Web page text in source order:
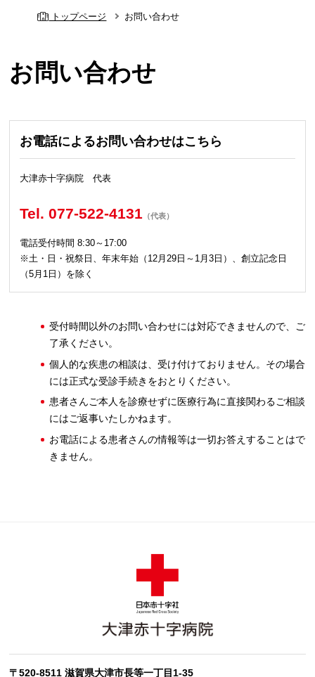
トップページ お問い合わせ
お問い合わせ
お電話によるお問い合わせはこちら
大津赤十字病院 代表
Tel. 077-522-4131 （代表）
電話受付時間 8:30～17:00
※土・日・祝祭日、年末年始（12月29日～1月3日）、創立記念日
（5月1日）を除く
受付時間以外のお問い合わせには対応できませんので、ご
了承ください。
個人的な疾患の相談は、受け付けておりません。その場合
には正式な受診手続きをおとりください。
患者さんご本人を診療せずに医療行為に直接関わるご相談
にはご返事いたしかねます。
お電話による患者さんの情報等は一切お答えすることはで
きません。
〒520-8511 滋賀県大津市長等一丁目1-35